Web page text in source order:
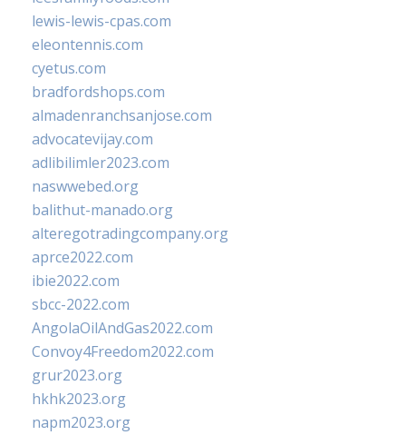
lewis-lewis-cpas.com
eleontennis.com
cyetus.com
bradfordshops.com
almadenranchsanjose.com
advocatevijay.com
adlibilimler2023.com
naswwebed.org
balithut-manado.org
alteregotradingcompany.org
aprce2022.com
ibie2022.com
sbcc-2022.com
AngolaOilAndGas2022.com
Convoy4Freedom2022.com
grur2023.org
hkhk2023.org
napm2023.org